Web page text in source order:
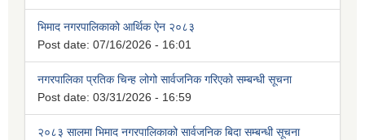
भिमाद नगरपालिकाको आर्थिक ऐन २०८३
Post date: 07/16/2026 - 16:01
नगरपालिका प्रतिक चिन्ह लोगो सार्वजनिक गरिएको सम्बन्धी सूचना
Post date: 03/31/2026 - 16:59
२०८३ सालमा भिमाद नगरपालिकाको सार्वजनिक बिदा सम्बन्धी सूचना